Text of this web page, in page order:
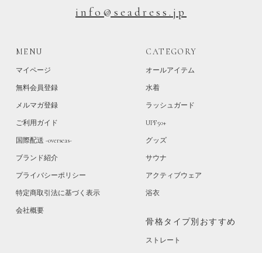
info@seadress.jp
MENU
マイページ
無料会員登録
メルマガ登録
ご利用ガイド
国際配送 -overseas-
ブランド紹介
プライバシーポリシー
特定商取引法に基づく表示
会社概要
CATEGORY
オールアイテム
水着
ラッシュガード
UPF50+
グッズ
サウナ
アクティブウェア
浴衣
骨格タイプ別おすすめ
ストレート